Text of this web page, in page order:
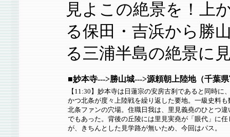
見よこの絶景を！上
る保田・吉浜から勝
る三浦半島の絶景に
■妙本寺--->勝山城--->源頼朝上陸地（千葉
【11:30】妙本寺は日蓮宗の安房古刹であると同時に
かつ北条が度々上陸戦を繰り返した要地。一級史料
北条ファンの穴場。住職日我は、里見義堯のひとつ
でもあった。背後の丘陵には里見実堯が「眼代」に
が、きちんとした見学路が無いため、今回はパス。